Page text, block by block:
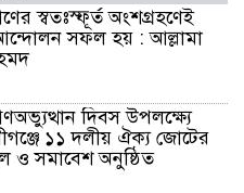
স্বতঃস্ফূর্ত অংশগ্রহণেই
সফল হয় : আল্লামা
দিবস উপলক্ষ্যে
১১ দলীয় ঐক্য জোটের
ও সমাবেশ অনুষ্ঠিত